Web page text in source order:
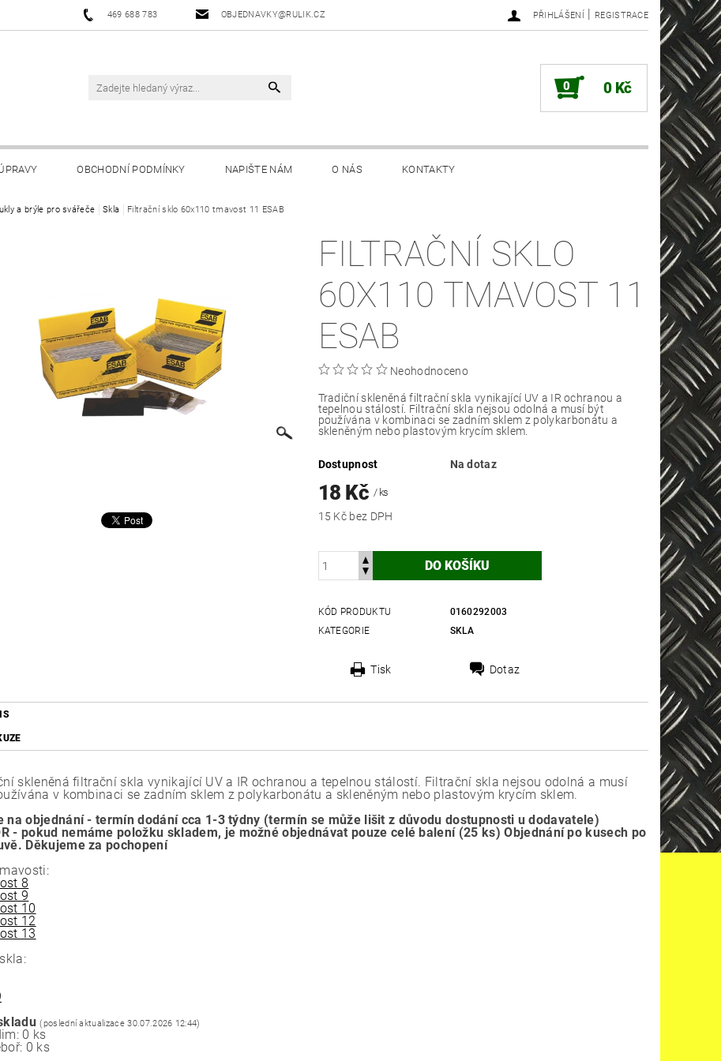
469 688 783 OBJEDNAVKY@RULIK.CZ PŘIHLÁŠENÍ | REGISTRACE
0 0 Kč
OBCHODNÍ PODMÍNKY NAPIŠTE NÁM O NÁS KONTAKTY
a brýle pro svářeče Skla Filtrační sklo 60x110 tmavost 11 ESAB
FILTRAČNÍ SKLO
60X110 TMAVOST 11
ESAB
Neohodnoceno
Tradiční skleněná filtrační skla vynikající UV a IR ochranou a
tepelnou stálostí. Filtrační skla nejsou odolná a musí být
používána v kombinaci se zadním sklem z polykarbonátu a
skleněným nebo plastovým krycím sklem.
Dostupnost Na dotaz
18 Kč / ks
15 Kč bez DPH
KÓD PRODUKTU
0160292003
KATEGORIE
SKLA
Tisk Dotaz
skleněná filtrační skla vynikající UV a IR ochranou a tepelnou stálostí. Filtrační skla nejsou odolná a musí
v kombinaci se zadním sklem z polykarbonátu a skleněným nebo plastovým krycím sklem.
na objednání - termín dodání cca 1-3 týdny (termín se může lišit z důvodu dostupnosti u dodavatele)
- pokud nemáme položku skladem, je možné objednávat pouze celé balení (25 ks) Objednání po kusech po
Děkujeme za pochopení
8
9
10
12
13
(poslední aktualizace 30.07.2026 12:44)
0 ks
0 ks